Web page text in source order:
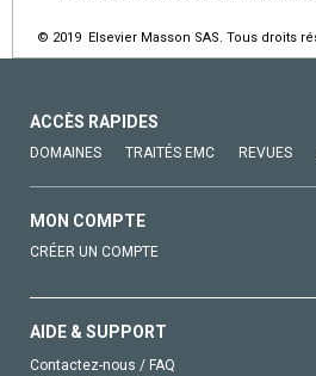
© 2019 Elsevier Masson SAS. Tous droits
ACCÈS RAPIDES
DOMAINES TRAITÉS EMC REVUES
MON COMPTE
CRÉER UN COMPTE
AIDE & SUPPORT
Contactez-nous / FAQ